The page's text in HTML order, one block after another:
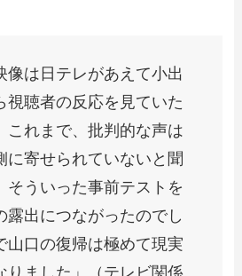
像は日テレがあえて小出
視聴者の反応を見ていた
これまで、批判的な声は
に寄せられていないと聞
そういった事前テストを
露出につながったのでし
山口の復帰は極めて現実
りました」（テレビ関係